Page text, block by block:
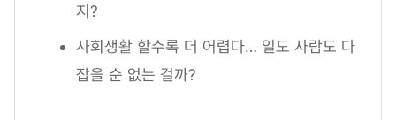
지?
사회생활 할수록 더 어렵다… 일도 사람도 다
잡을 순 없는 걸까?